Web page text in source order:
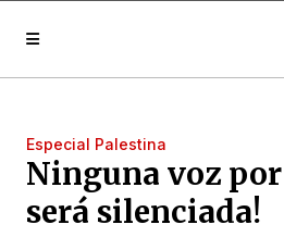
Especial Palestina
Ninguna voz
será silenciada!